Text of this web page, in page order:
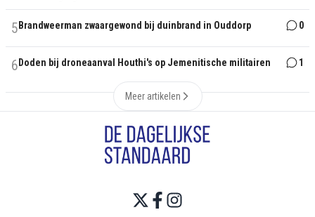
5 Brandweerman zwaargewond bij duinbrand in Ouddorp 0
6 Doden bij droneaanval Houthi's op Jemenitische militairen 1
Meer artikelen